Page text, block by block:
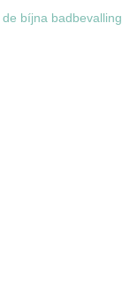
bíjna badbevalling